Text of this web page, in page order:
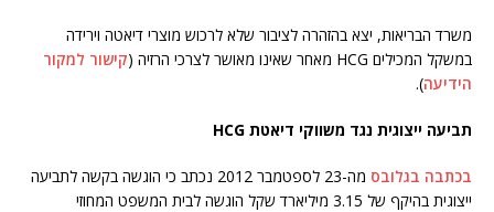
משרד הבריאות, יצא בהזהרה לציבור שלא לרכוש מוצרי דיאטה וירידה
במשקל המכילים HCG מאחר שאינו מאושר לצרכי הרזיה (
קישור למקור
הידיעה).
תביעה ייצוגית נגד משווקי דיאטת HCG
בכתבה בגלובס
מה-23 לספטמבר 2012 נכתב כי הוגשה בקשה לתביעה
ייצוגית בהיקף של 3.15 מיליארד שקל הוגשה לבית המשפט המחוזי